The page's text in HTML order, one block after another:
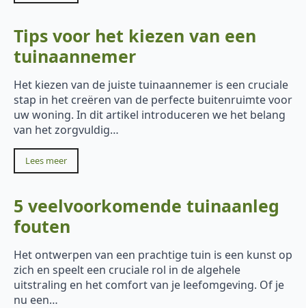
Tips voor het kiezen van een
tuinaannemer
Het kiezen van de juiste tuinaannemer is een cruciale
stap in het creëren van de perfecte buitenruimte voor
uw woning. In dit artikel introduceren we het belang
van het zorgvuldig…
Lees meer
5 veelvoorkomende tuinaanleg
fouten
Het ontwerpen van een prachtige tuin is een kunst op
zich en speelt een cruciale rol in de algehele
uitstraling en het comfort van je leefomgeving. Of je
nu een…